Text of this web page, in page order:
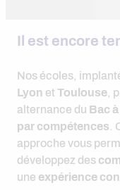
Il est encore
Nos écoles,
Lyon et Toulouse ,
alternance du Bac
par compétences
approche vous
développez des
une expérience